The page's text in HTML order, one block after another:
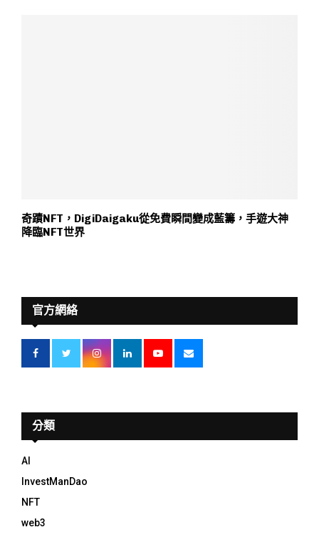
奇蹟NFT，DigiDaigaku從免費瞬間變成藍籌，手遊大神
降臨NFT世界
官方網絡
分類
AI
InvestManDao
NFT
web3